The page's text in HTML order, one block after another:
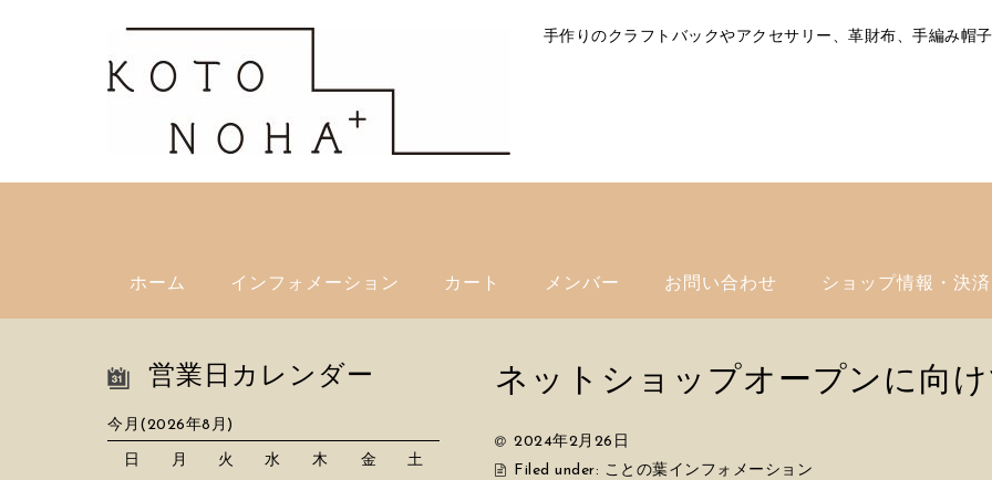
手作りのクラフトバックやアクセサリー、革財布、手編み帽
ホーム インフォメーション カート メンバー お問い合わせ ショップ情報・決
ネットショップオープンに向け
2024年2月26日
Filed under: ことの葉インフォメーション
営業日カレンダー
今月(2026年8月)
日 月 火 水 木 金 土